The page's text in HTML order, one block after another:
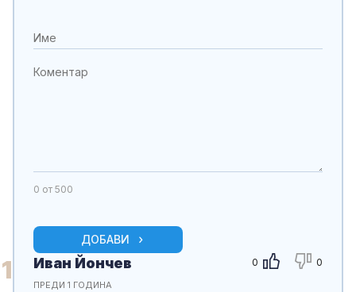
0 от 500
ДОБАВИ
1 0 0
Иван Йончев
ПРЕДИ 1 ГОДИНА